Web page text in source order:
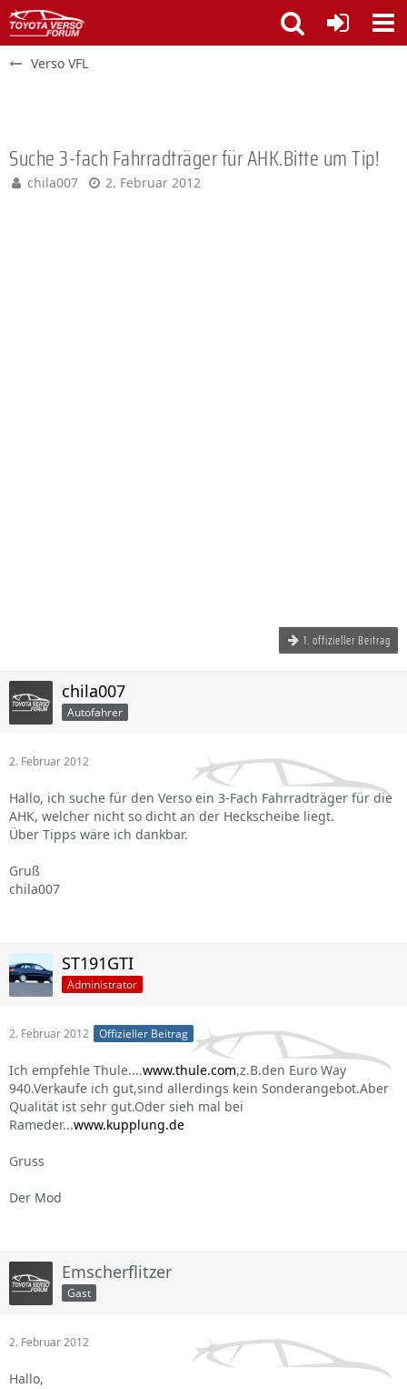
Verso VFL
Suche 3-fach Fahrradträger für AHK.Bitte um Tip!
chila007 2. Februar 2012
1. offizieller Beitrag
chila007
Autofahrer
2. Februar 2012
Hallo, ich suche für den Verso ein 3-Fach Fahrradträger für die
AHK, welcher nicht so dicht an der Heckscheibe liegt.
Über Tipps wäre ich dankbar.
Gruß
chila007
ST191GTI
Administrator
2. Februar 2012 Offizieller Beitrag
Ich empfehle Thule....www.thule.com,z.B.den Euro Way
940.Verkaufe ich gut,sind allerdings kein Sonderangebot.Aber
Qualität ist sehr gut.Oder sieh mal bei
Rameder...www.kupplung.de
Gruss
Der Mod
Emscherflitzer
Gast
2. Februar 2012
Hallo,